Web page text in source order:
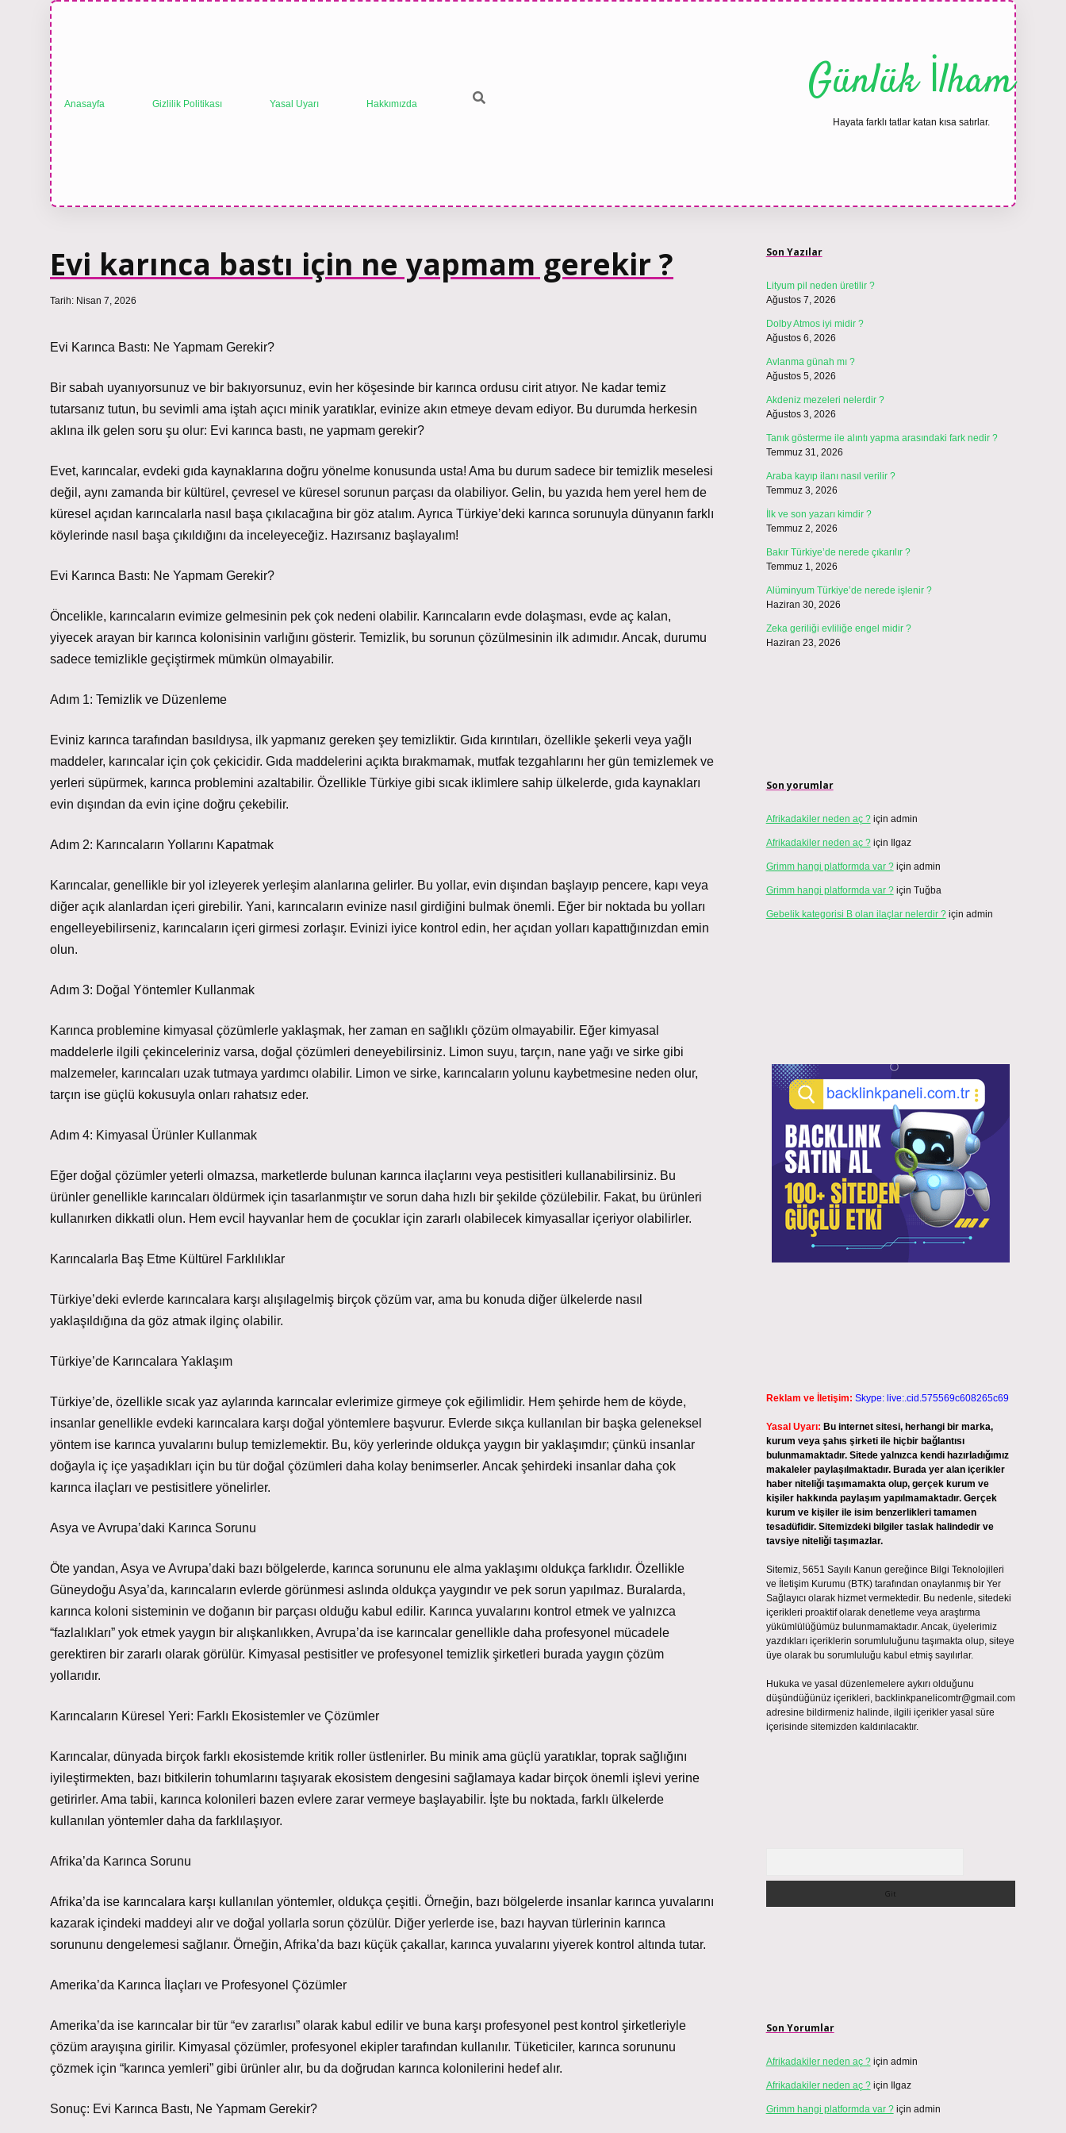
Anasayfa Gizlilik Politikası Yasal Uyarı Hakkımızda Günlük İlham
Hayata farklı tatlar katan kısa satırlar.
Evi karınca bastı için ne yapmam gerekir ?
Tarih: Nisan 7, 2026
Evi Karınca Bastı: Ne Yapmam Gerekir?
Bir sabah uyanıyorsunuz ve bir bakıyorsunuz, evin her köşesinde bir karınca ordusu cirit atıyor. Ne kadar temiz
tutarsanız tutun, bu sevimli ama iştah açıcı minik yaratıklar, evinize akın etmeye devam ediyor. Bu durumda herkesin
aklına ilk gelen soru şu olur: Evi karınca bastı, ne yapmam gerekir?
Evet, karıncalar, evdeki gıda kaynaklarına doğru yönelme konusunda usta! Ama bu durum sadece bir temizlik meselesi
değil, aynı zamanda bir kültürel, çevresel ve küresel sorunun parçası da olabiliyor. Gelin, bu yazıda hem yerel hem de
küresel açıdan karıncalarla nasıl başa çıkılacağına bir göz atalım. Ayrıca Türkiye’deki karınca sorunuyla dünyanın farklı
köylerinde nasıl başa çıkıldığını da inceleyeceğiz. Hazırsanız başlayalım!
Evi Karınca Bastı: Ne Yapmam Gerekir?
Öncelikle, karıncaların evimize gelmesinin pek çok nedeni olabilir. Karıncaların evde dolaşması, evde aç kalan,
yiyecek arayan bir karınca kolonisinin varlığını gösterir. Temizlik, bu sorunun çözülmesinin ilk adımıdır. Ancak, durumu
sadece temizlikle geçiştirmek mümkün olmayabilir.
Adım 1: Temizlik ve Düzenleme
Eviniz karınca tarafından basıldıysa, ilk yapmanız gereken şey temizliktir. Gıda kırıntıları, özellikle şekerli veya yağlı
maddeler, karıncalar için çok çekicidir. Gıda maddelerini açıkta bırakmamak, mutfak tezgahlarını her gün temizlemek ve
yerleri süpürmek, karınca problemini azaltabilir. Özellikle Türkiye gibi sıcak iklimlere sahip ülkelerde, gıda kaynakları
evin dışından da evin içine doğru çekebilir.
Adım 2: Karıncaların Yollarını Kapatmak
Karıncalar, genellikle bir yol izleyerek yerleşim alanlarına gelirler. Bu yollar, evin dışından başlayıp pencere, kapı veya
diğer açık alanlardan içeri girebilir. Yani, karıncaların evinize nasıl girdiğini bulmak önemli. Eğer bir noktada bu yolları
engelleyebilirseniz, karıncaların içeri girmesi zorlaşır. Evinizi iyice kontrol edin, her açıdan yolları kapattığınızdan emin
olun.
Adım 3: Doğal Yöntemler Kullanmak
Karınca problemine kimyasal çözümlerle yaklaşmak, her zaman en sağlıklı çözüm olmayabilir. Eğer kimyasal
maddelerle ilgili çekinceleriniz varsa, doğal çözümleri deneyebilirsiniz. Limon suyu, tarçın, nane yağı ve sirke gibi
malzemeler, karıncaları uzak tutmaya yardımcı olabilir. Limon ve sirke, karıncaların yolunu kaybetmesine neden olur,
tarçın ise güçlü kokusuyla onları rahatsız eder.
Adım 4: Kimyasal Ürünler Kullanmak
Eğer doğal çözümler yeterli olmazsa, marketlerde bulunan karınca ilaçlarını veya pestisitleri kullanabilirsiniz. Bu
ürünler genellikle karıncaları öldürmek için tasarlanmıştır ve sorun daha hızlı bir şekilde çözülebilir. Fakat, bu ürünleri
kullanırken dikkatli olun. Hem evcil hayvanlar hem de çocuklar için zararlı olabilecek kimyasallar içeriyor olabilirler.
Karıncalarla Baş Etme Kültürel Farklılıklar
Türkiye’deki evlerde karıncalara karşı alışılagelmiş birçok çözüm var, ama bu konuda diğer ülkelerde nasıl
yaklaşıldığına da göz atmak ilginç olabilir.
Türkiye’de Karıncalara Yaklaşım
Türkiye’de, özellikle sıcak yaz aylarında karıncalar evlerimize girmeye çok eğilimlidir. Hem şehirde hem de köyde,
insanlar genellikle evdeki karıncalara karşı doğal yöntemlere başvurur. Evlerde sıkça kullanılan bir başka geleneksel
yöntem ise karınca yuvalarını bulup temizlemektir. Bu, köy yerlerinde oldukça yaygın bir yaklaşımdır; çünkü insanlar
doğayla iç içe yaşadıkları için bu tür doğal çözümleri daha kolay benimserler. Ancak şehirdeki insanlar daha çok
karınca ilaçları ve pestisitlere yönelirler.
Asya ve Avrupa’daki Karınca Sorunu
Öte yandan, Asya ve Avrupa’daki bazı bölgelerde, karınca sorununu ele alma yaklaşımı oldukça farklıdır. Özellikle
Güneydoğu Asya’da, karıncaların evlerde görünmesi aslında oldukça yaygındır ve pek sorun yapılmaz. Buralarda,
karınca koloni sisteminin ve doğanın bir parçası olduğu kabul edilir. Karınca yuvalarını kontrol etmek ve yalnızca
“fazlalıkları” yok etmek yaygın bir alışkanlıkken, Avrupa’da ise karıncalar genellikle daha profesyonel mücadele
gerektiren bir zararlı olarak görülür. Kimyasal pestisitler ve profesyonel temizlik şirketleri burada yaygın çözüm
yollarıdır.
Karıncaların Küresel Yeri: Farklı Ekosistemler ve Çözümler
Karıncalar, dünyada birçok farklı ekosistemde kritik roller üstlenirler. Bu minik ama güçlü yaratıklar, toprak sağlığını
iyileştirmekten, bazı bitkilerin tohumlarını taşıyarak ekosistem dengesini sağlamaya kadar birçok önemli işlevi yerine
getirirler. Ama tabii, karınca kolonileri bazen evlere zarar vermeye başlayabilir. İşte bu noktada, farklı ülkelerde
kullanılan yöntemler daha da farklılaşıyor.
Afrika’da Karınca Sorunu
Afrika’da ise karıncalara karşı kullanılan yöntemler, oldukça çeşitli. Örneğin, bazı bölgelerde insanlar karınca yuvalarını
kazarak içindeki maddeyi alır ve doğal yollarla sorun çözülür. Diğer yerlerde ise, bazı hayvan türlerinin karınca
sorununu dengelemesi sağlanır. Örneğin, Afrika’da bazı küçük çakallar, karınca yuvalarını yiyerek kontrol altında tutar.
Amerika’da Karınca İlaçları ve Profesyonel Çözümler
Amerika’da ise karıncalar bir tür “ev zararlısı” olarak kabul edilir ve buna karşı profesyonel pest kontrol şirketleriyle
çözüm arayışına girilir. Kimyasal çözümler, profesyonel ekipler tarafından kullanılır. Tüketiciler, karınca sorununu
çözmek için “karınca yemleri” gibi ürünler alır, bu da doğrudan karınca kolonilerini hedef alır.
Sonuç: Evi Karınca Bastı, Ne Yapmam Gerekir?
Son Yazılar
Lityum pil neden üretilir ?
Ağustos 7, 2026
Dolby Atmos iyi midir ?
Ağustos 6, 2026
Avlanma günah mı ?
Ağustos 5, 2026
Akdeniz mezeleri nelerdir ?
Ağustos 3, 2026
Tanık gösterme ile alıntı yapma arasındaki fark nedir ?
Temmuz 31, 2026
Araba kayıp ilanı nasıl verilir ?
Temmuz 3, 2026
İlk ve son yazarı kimdir ?
Temmuz 2, 2026
Bakır Türkiye’de nerede çıkarılır ?
Temmuz 1, 2026
Alüminyum Türkiye’de nerede işlenir ?
Haziran 30, 2026
Zeka geriliği evliliğe engel midir ?
Haziran 23, 2026
Son yorumlar
Afrikadakiler neden aç ?için admin
Afrikadakiler neden aç ?için Ilgaz
Grimm hangi platformda var ?için admin
Grimm hangi platformda var ?için Tuğba
Gebelik kategorisi B olan ilaçlar nelerdir ?için admin
Reklam ve İletişim: Skype: live:.cid.575569c608265c69
Yasal Uyarı: Bu internet sitesi, herhangi bir marka,
kurum veya şahıs şirketi ile hiçbir bağlantısı
bulunmamaktadır. Sitede yalnızca kendi hazırladığımız
makaleler paylaşılmaktadır. Burada yer alan içerikler
haber niteliği taşımamakta olup, gerçek kurum ve
kişiler hakkında paylaşım yapılmamaktadır. Gerçek
kurum ve kişiler ile isim benzerlikleri tamamen
tesadüfidir. Sitemizdeki bilgiler taslak halindedir ve
tavsiye niteliği taşımazlar.
Sitemiz, 5651 Sayılı Kanun gereğince Bilgi Teknolojileri
ve İletişim Kurumu (BTK) tarafından onaylanmış bir Yer
Sağlayıcı olarak hizmet vermektedir. Bu nedenle, sitedeki
içerikleri proaktif olarak denetleme veya araştırma
yükümlülüğümüz bulunmamaktadır. Ancak, üyelerimiz
yazdıkları içeriklerin sorumluluğunu taşımakta olup, siteye
üye olarak bu sorumluluğu kabul etmiş sayılırlar.
Hukuka ve yasal düzenlemelere aykırı olduğunu
düşündüğünüz içerikleri, backlinkpanelicomtr@gmail.com
adresine bildirmeniz halinde, ilgili içerikler yasal süre
içerisinde sitemizden kaldırılacaktır.
Son Yorumlar
Afrikadakiler neden aç ?için admin
Afrikadakiler neden aç ?için Ilgaz
Grimm hangi platformda var ?için admin